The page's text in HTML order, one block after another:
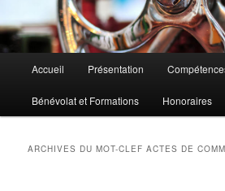
principal
Accueil Présentation
Bénévolat et Formations Honoraires
ARCHIVES DU MOT-CLEFACTES DE